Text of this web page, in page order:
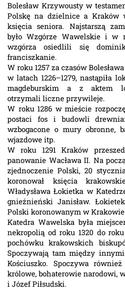
Bolesław Krzywousty w
Polskę na dzielnice a Kraków
księcia seniora. Najstarszą
było Wzgórze Wawelskie i w
wzgórza osiedlili się
franciszkanie.
W roku 1257 za czasów
w latach 1226–1279, nastąpiła
magdeburskim a z aktem
otrzymali liczne przywileje.
W roku 1286 w mieście
postaci fos i budowli
wzbogacone o mury obronne,
wjazdowe itp.
W roku 1291 Kraków
panowanie Wacława II. Na
zjednoczenie Polski, 20
koronował księcia
Władysława Łokietka w
gnieźnieński Janisław.
Polski koronowanym w
Katedra Wawelska była
nekropolią od roku 1320 do
pochówku krakowskich
Spoczywają tam między
Kościuszko. Spoczywa
królowe, bohaterowie narodowi,
i Józef Piłsudski.